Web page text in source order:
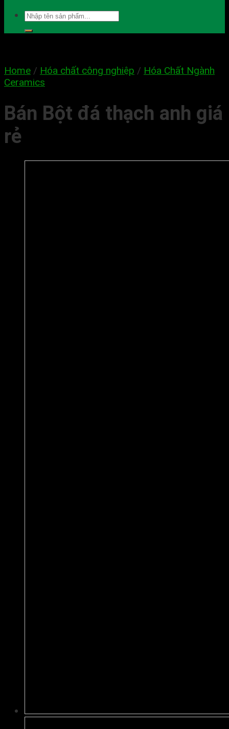
Home / Hóa chất công nghiệp / Hóa Chất Ngành
Ceramics
Bán Bột đá thạch anh giá
rẻ